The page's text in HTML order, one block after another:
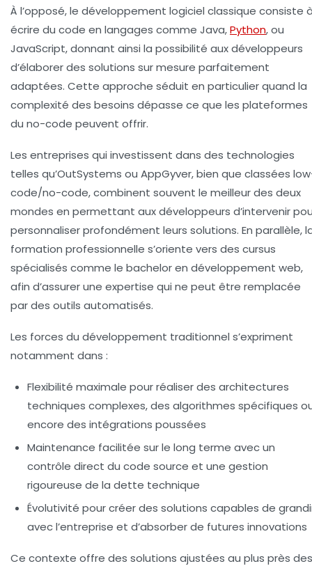
À l’opposé, le développement logiciel classique consiste
écrire du code en langages comme Java,Python, ou
JavaScript, donnant ainsi la possibilité aux développeurs
d’élaborer des solutions sur mesure parfaitement
adaptées. Cette approche séduit en particulier quand la
complexité des besoins dépasse ce que les plateformes
du no-code peuvent offrir.
Les entreprises qui investissent dans des technologies
telles qu’OutSystems ou AppGyver, bien que classées
code/no-code, combinent souvent le meilleur des deux
mondes en permettant aux développeurs d’intervenir
personnaliser profondément leurs solutions. En parallèle,
formation professionnelle s’oriente vers des cursus
spécialisés comme le bachelor en développement web,
afin d’assurer une expertise qui ne peut être remplacée
par des outils automatisés.
Les forces du développement traditionnel s’expriment
notamment dans :
Flexibilité maximale pour réaliser des architectures
techniques complexes, des algorithmes spécifiques
encore des intégrations poussées
Maintenance facilitée sur le long terme avec un
contrôle direct du code source et une gestion
rigoureuse de la dette technique
Évolutivité pour créer des solutions capables de
avec l’entreprise et d’absorber de futures innovations
Ce contexte offre des solutions ajustées au plus près des